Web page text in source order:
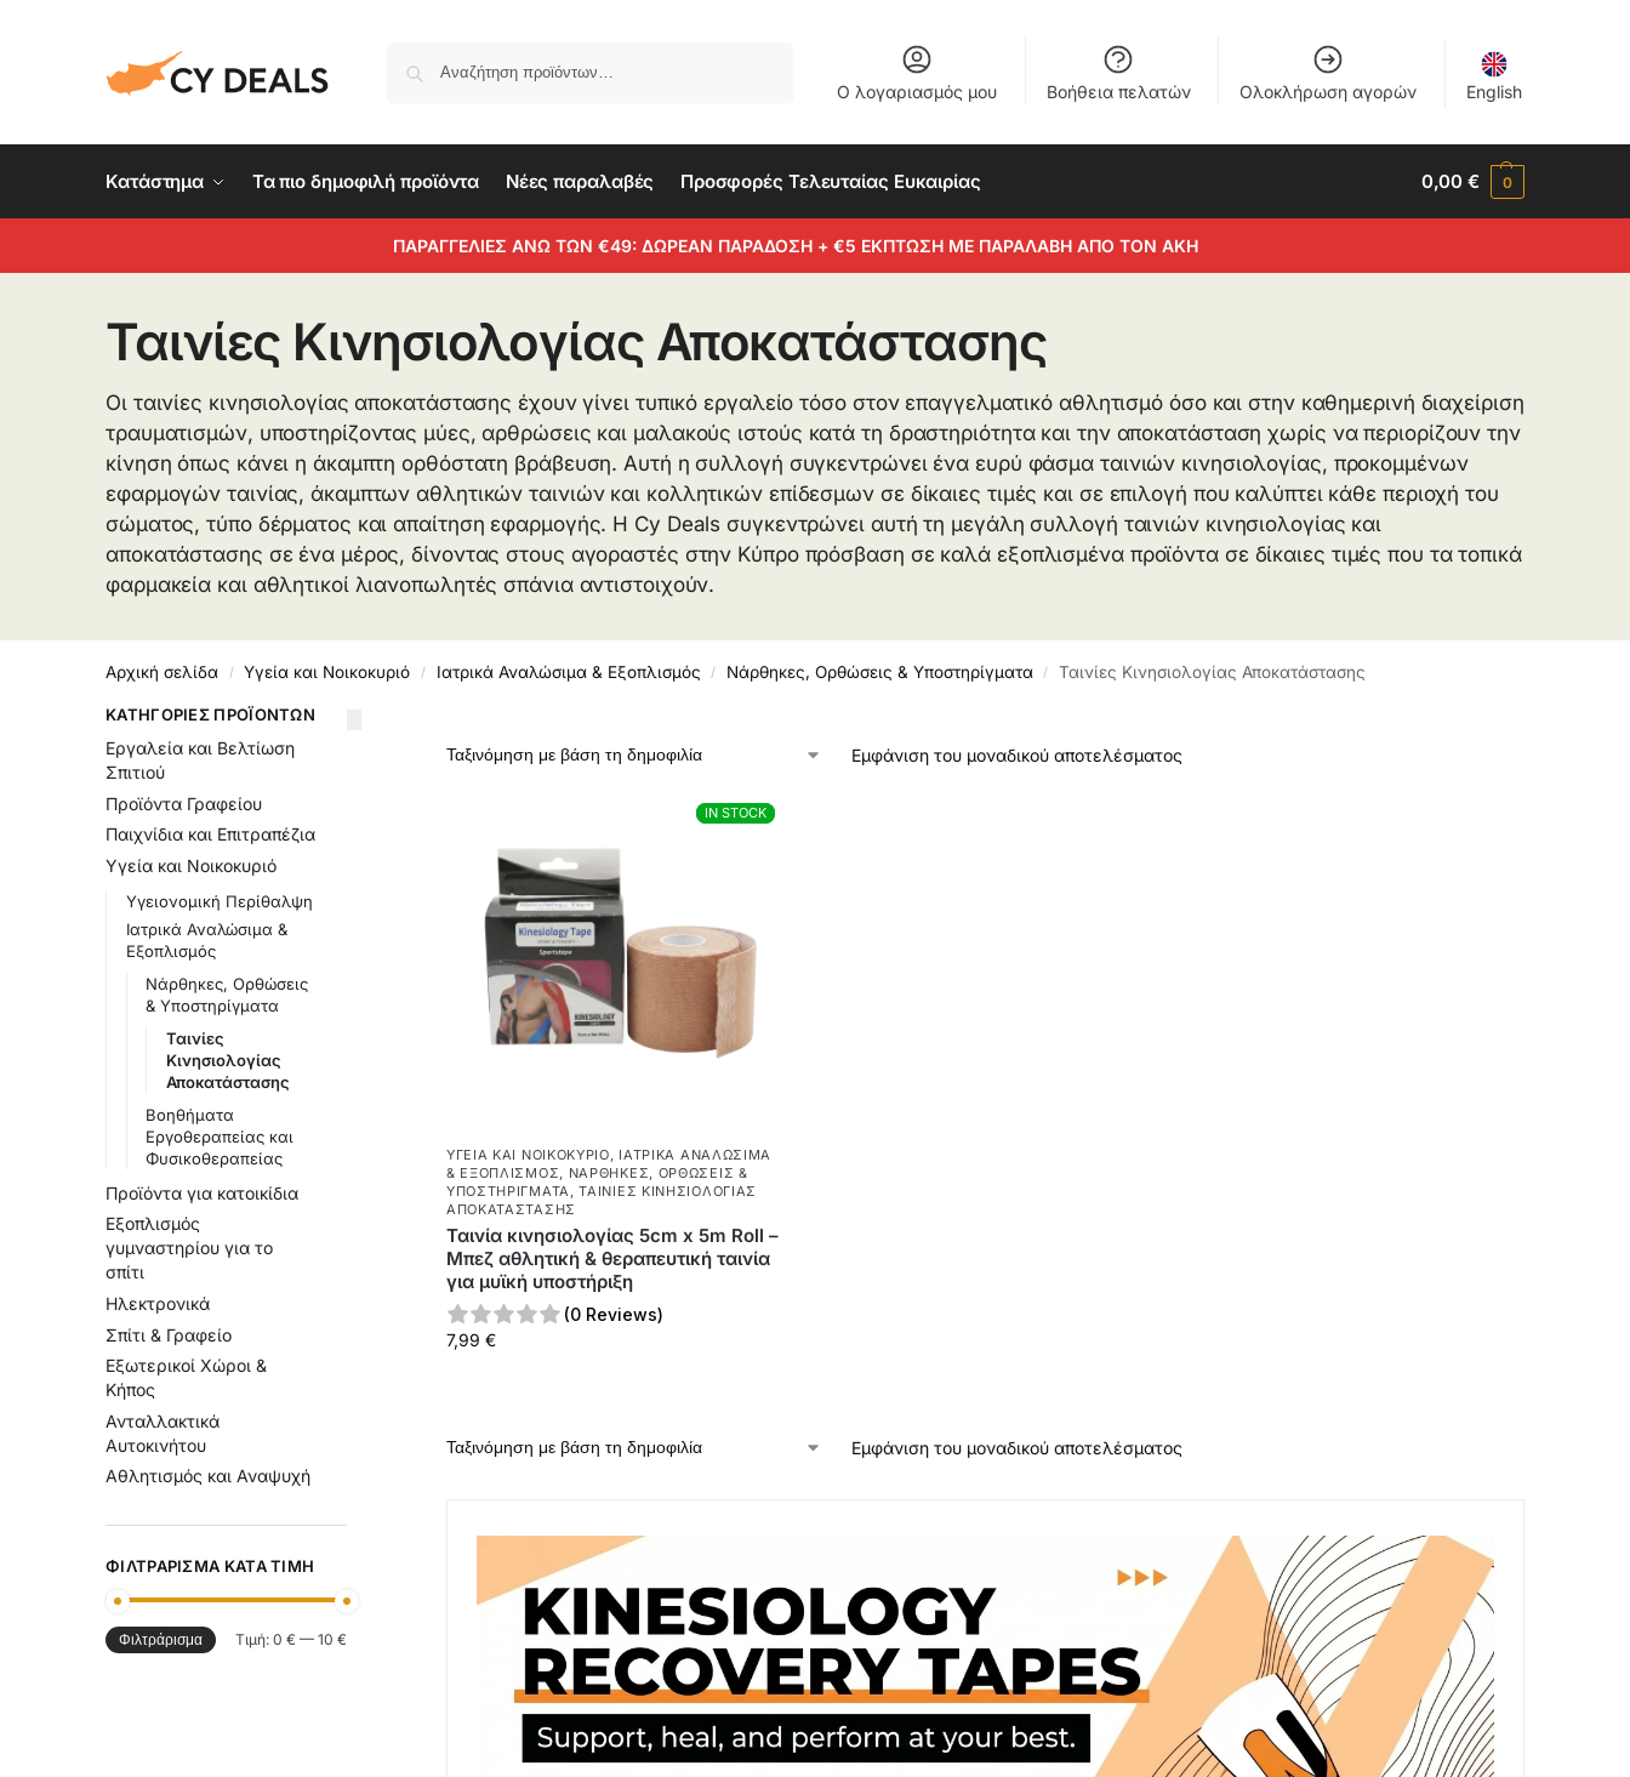
Ο λογαριασμός μου Βοήθεια πελατών Ολοκλήρωση αγορών English
Κατάστημα Τα πιο δημοφιλή προϊόντα Νέες παραλαβές Προσφορές Τελευταίας Ευκαιρίας 0,00€ 0
ΠΑΡΑΓΓΕΛΙΕΣ ΑΝΩ ΤΩΝ €49: ΔΩΡΕΑΝ ΠΑΡΑΔΟΣΗ + €5 ΕΚΠΤΩΣΗ ΜΕ ΠΑΡΑΛΑΒΗ ΑΠΟ ΤΟΝ ΑΚΗ
Ταινίες Κινησιολογίας Αποκατάστασης
Οι ταινίες κινησιολογίας αποκατάστασης έχουν γίνει τυπικό εργαλείο τόσο στον επαγγελματικό αθλητισμό όσο και στην καθημερινή διαχείριση
τραυματισμών, υποστηρίζοντας μύες, αρθρώσεις και μαλακούς ιστούς κατά τη δραστηριότητα και την αποκατάσταση χωρίς να περιορίζουν την
κίνηση όπως κάνει η άκαμπτη ορθόστατη βράβευση. Αυτή η συλλογή συγκεντρώνει ένα ευρύ φάσμα ταινιών κινησιολογίας, προκομμένων
εφαρμογών ταινίας, άκαμπτων αθλητικών ταινιών και κολλητικών επίδεσμων σε δίκαιες τιμές και σε επιλογή που καλύπτει κάθε περιοχή του
σώματος, τύπο δέρματος και απαίτηση εφαρμογής. Η Cy Deals συγκεντρώνει αυτή τη μεγάλη συλλογή ταινιών κινησιολογίας και
αποκατάστασης σε ένα μέρος, δίνοντας στους αγοραστές στην Κύπρο πρόσβαση σε καλά εξοπλισμένα προϊόντα σε δίκαιες τιμές που τα τοπικά
φαρμακεία και αθλητικοί λιανοπωλητές σπάνια αντιστοιχούν.
Αρχική σελίδα / Υγεία και Νοικοκυριό / Ιατρικά Αναλώσιμα & Εξοπλισμός / Νάρθηκες, Ορθώσεις & Υποστηρίγματα / Ταινίες Κινησιολογίας Αποκατάστασης
Εμφάνιση του μοναδικού αποτελέσματος
IN STOCK
IN STOCK
ΥΓΕΊΑ ΚΑΙ ΝΟΙΚΟΚΥΡΙΌ
ΙΑΤΡΙΚΆ ΑΝΑΛΏΣΙΜΑ
& ΕΞΟΠΛΙΣΜΌΣ
ΝΆΡΘΗΚΕΣ, ΟΡΘΏΣΕΙΣ &
ΥΠΟΣΤΗΡΊΓΜΑΤΑ
,ΤΑΙΝΊΕΣ ΚΙΝΗΣΙΟΛΟΓΊΑΣ
ΑΠΟΚΑΤΆΣΤΑΣΗΣ
Ταινία κινησιολογίας 5cm x 5m Roll –
Μπεζ αθλητική & θεραπευτική ταινία
για μυϊκή υποστήριξη
(0 Reviews)
7,99 €
Εμφάνιση του μοναδικού αποτελέσματος
ΚΑΤΗΓΟΡΊΕΣ ΠΡΟΪΌΝΤΩΝ
Εργαλεία και Βελτίωση
Σπιτιού
Προϊόντα Γραφείου
Παιχνίδια και Επιτραπέζια
Υγεία και Νοικοκυριό
Υγειονομική Περίθαλψη
Ιατρικά Αναλώσιμα &
Εξοπλισμός
Νάρθηκες, Ορθώσεις
& Υποστηρίγματα
Ταινίες
Κινησιολογίας
Αποκατάστασης
Βοηθήματα
Εργοθεραπείας και
Φυσικοθεραπείας
Προϊόντα για κατοικίδια
Εξοπλισμός
γυμναστηρίου για το
σπίτι
Ηλεκτρονικά
Σπίτι & Γραφείο
Εξωτερικοί Χώροι &
Κήπος
Ανταλλακτικά
Αυτοκινήτου
Αθλητισμός και Αναψυχή
ΦΙΛΤΡΆΡΙΣΜΑ ΚΑΤΆ ΤΙΜΉ
Φιλτράρισμα Τιμή: 0 € — 10 €